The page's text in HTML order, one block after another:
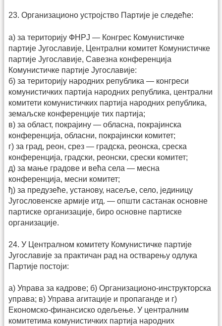
23. Организационо устројство Партије је следеће:
а) за територију ФНРЈ — Конгрес Комунистичке
партије Југославије, Централни комитет Комунистичке
партије Југославије, Савезна конференција
Комунистичке партије Југославије:
б) за територију народних република — конгреси
комунистичких партија народних република, централни
комитети комунистичких партија народних република,
земаљске конференције тих партија;
в) за област, покрајину — обласна, покрајинска
конференција, обласни, покрајински комитет;
г) за град, реон, срез — градска, реонска, среска
конференција, градски, реонски, срески комитет;
д) за мање градове и већа села — месна
конференција, месни комитет;
ђ) за предузеће, установу, насеље, село, јединицу
Југословенске армије итд. — општи састанак основне
партиске организације, биро основне партиске
организације.
24. У Централном комитету Комунистичке партије
Југославије за практичан рад на остварењу одлука
Партије постоји:
а) Управа за кадрове; б) Организационо-инструкторска
управа; в) Управа агитације и пропаганде и г)
Економско-финансиско одељење. У централним
комитетима комунистичких партија народних